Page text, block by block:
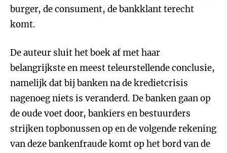
burger, de consument, de bankklant terecht
komt.
De auteur sluit het boek af met haar
belangrijkste en meest teleurstellende conclusie,
namelijk dat bij banken na de kredietcrisis
nagenoeg niets is veranderd. De banken gaan op
de oude voet door, bankiers en bestuurders
strijken topbonussen op en de volgende rekening
van deze bankenfraude komt op het bord van de